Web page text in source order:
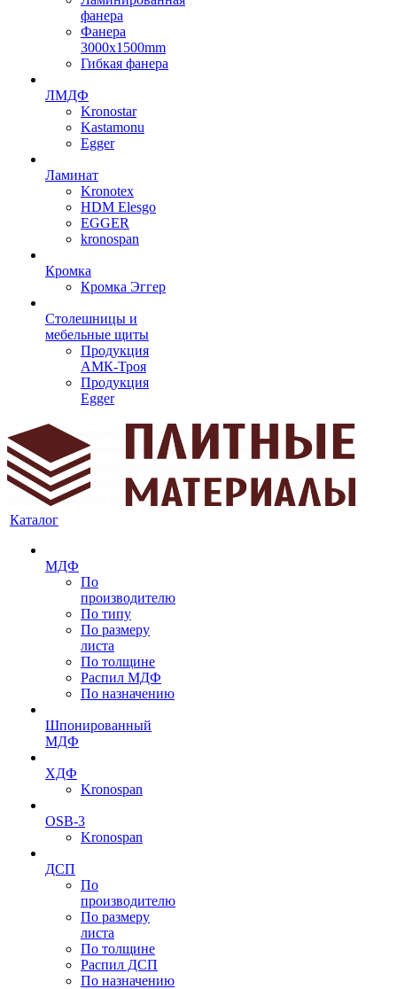
фанера
Фанера
3000х1500mm
Гибкая фанера
ЛМДФ
Kronostar
Kastamonu
Egger
Ламинат
Kronotex
HDM Elesgo
EGGER
kronospan
Кромка
Кромка Эггер
Столешницы и
мебельные щиты
Продукция
АМК-Троя
Продукция
Egger
Каталог
МДФ
По
производителю
По типу
По размеру
листа
По толщине
Распил МДФ
По назначению
Шпонированный
МДФ
ХДФ
Kronospan
OSB-3
Kronospan
ДСП
По
производителю
По размеру
листа
По толщине
Распил ДСП
По назначению